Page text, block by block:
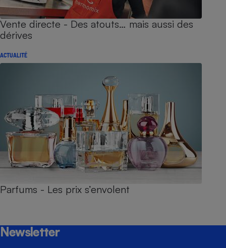
Vente directe - Des atouts… mais aussi des
dérives
ACTUALITÉ
Parfums - Les prix s’envolent
Newsletter